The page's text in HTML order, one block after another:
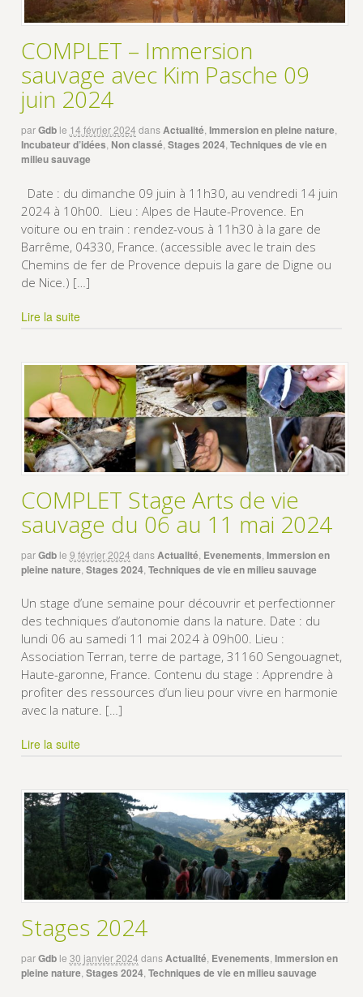
COMPLET – Immersion
sauvage avec Kim Pasche 09
juin 2024
parGdb le 14 février 2024 dansActualité,Immersion en pleine nature,
Incubateur d’idées, Non classé,Stages 2024,Techniques de vie en
milieu sauvage
Date : du dimanche 09 juin à 11h30, au vendredi 14 juin
2024 à 10h00. Lieu : Alpes de Haute-Provence. En
voiture ou en train : rendez-vous à 11h30 à la gare de
Barrême, 04330, France. (accessible avec le train des
Chemins de fer de Provence depuis la gare de Digne ou
de Nice.) […]
Lire la suite
COMPLET Stage Arts de vie
sauvage du 06 au 11 mai 2024
parGdb le 9 février 2024 dansActualité, Evenements Immersion en
pleine nature, Stages 2024, Techniques de vie en milieu sauvage
Un stage d’une semaine pour découvrir et perfectionner
des techniques d’autonomie dans la nature. Date : du
lundi 06 au samedi 11 mai 2024 à 09h00. Lieu :
Association Terran, terre de partage, 31160 Sengouagnet,
Haute-garonne, France. Contenu du stage : Apprendre à
profiter des ressources d’un lieu pour vivre en harmonie
avec la nature. […]
Lire la suite
Stages 2024
parGdb le 30 janvier 2024 dansActualité, Evenements Immersion en
pleine nature, Stages 2024, Techniques de vie en milieu sauvage